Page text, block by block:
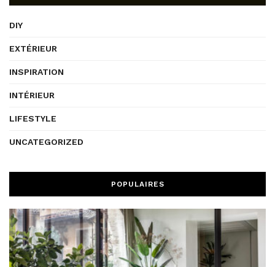
DIY
EXTÉRIEUR
INSPIRATION
INTÉRIEUR
LIFESTYLE
UNCATEGORIZED
POPULAIRES